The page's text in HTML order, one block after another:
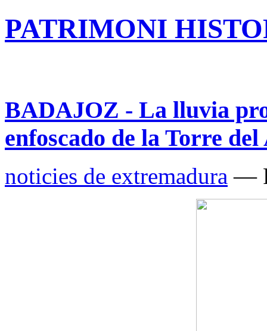
PATRIMONI
BADAJOZ - La lluvia
enfoscado de la Torre
noticies de extremadura —